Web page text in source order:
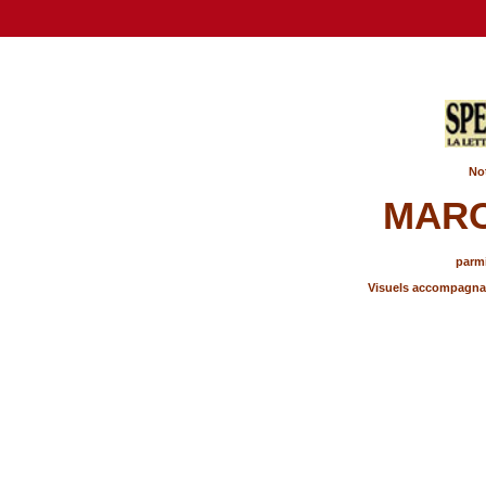
Visuels